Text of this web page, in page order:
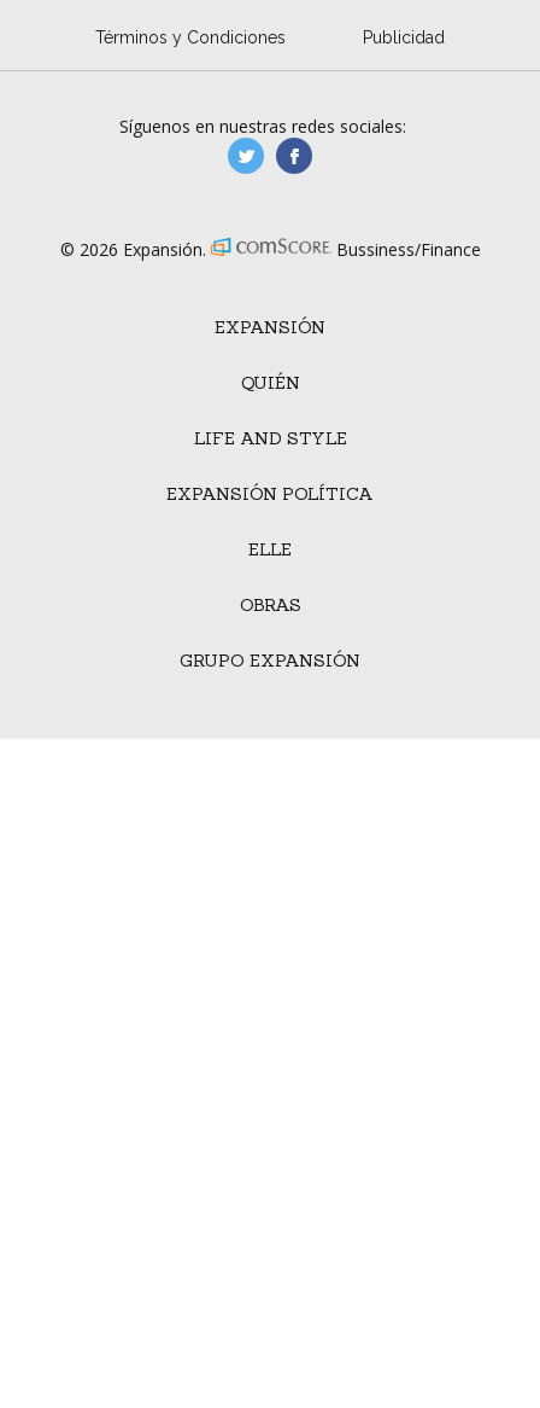
Términos y Condiciones Publicidad
EXPANSIÓN
QUIÉN
LIFE AND STYLE
EXPANSIÓN POLÍTICA
ELLE
OBRAS
GRUPO EXPANSIÓN
Síguenos en nuestras redes sociales:
manufacturaGE
© 2026 Expansión. Bussiness/Finance